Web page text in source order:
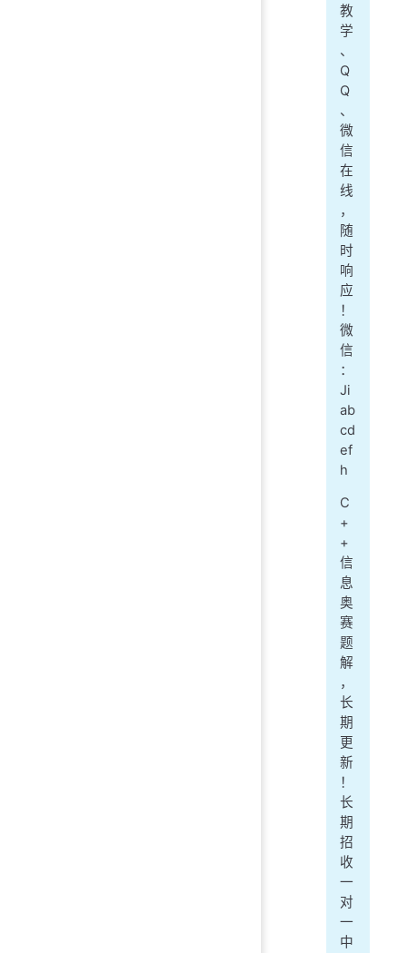
教
学
、
Q
Q
、
微
信
在
线
，
随
时
响
应
！
微
信
：
Ji
ab
cd
ef
h
C
+
+
信
息
奥
赛
题
解
，
长
期
更
新
！
长
期
招
收
一
对
一
中